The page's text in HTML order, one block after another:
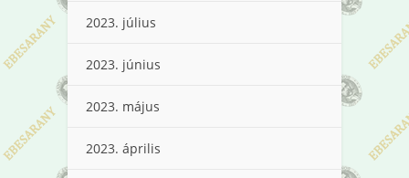
2023. július
2023. június
2023. május
2023. április